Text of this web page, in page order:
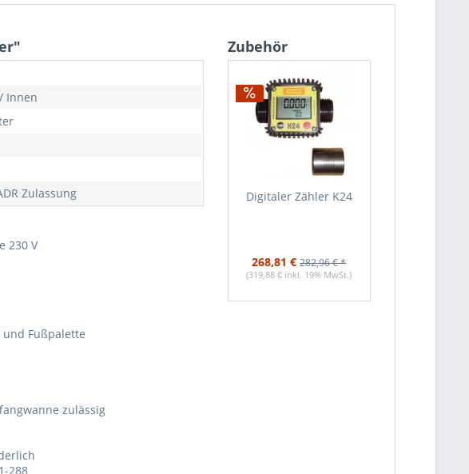
Innen
Zulassung
230 V
Fußpalette
zulässig
288
Zubehör
Digitaler Zähler K24
268,81 € 282,96 € *
(319,88 € inkl. 19% MwSt.)